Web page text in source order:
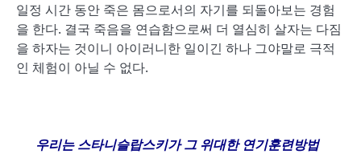
일정 시간 동안 죽은 몸으로서의 자기를 되돌아보는 경험
을 한다. 결국 죽음을 연습함으로써 더 열심히 살자는 다짐
을 하자는 것이니 아이러니한 일이긴 하나 그야말로 극적
인 체험이 아닐 수 없다.
우리는 스타니슬랍스키가 그 위대한 연기훈련방법